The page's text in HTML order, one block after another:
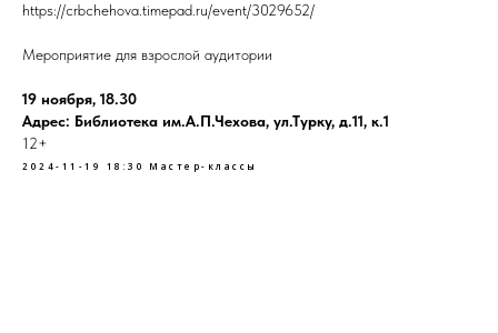
https://crbchehova.timepad.ru/event/3029652/
Мероприятие для взрослой аудитории
19 ноября, 18.30
Адрес: Библиотека им.А.П.Чехова, ул.Турку, д.11, к.1
12+
2024-11-19 18:30 Мастер-классы